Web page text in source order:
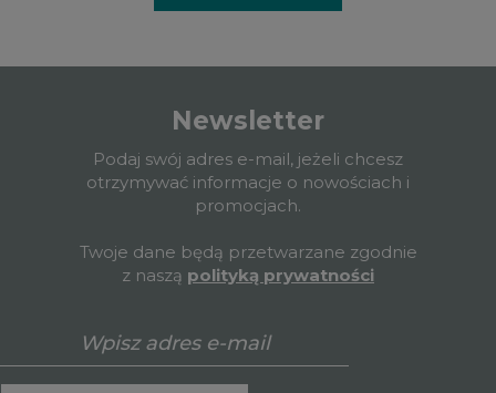
Newsletter
Podaj swój adres e-mail, jeżeli chcesz
otrzymywać informacje o nowościach i
promocjach.
Twoje dane będą przetwarzane zgodnie
z naszą polityką prywatności